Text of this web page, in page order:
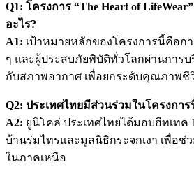
Q1: โครงการ “The Heart of
อะไร?
A1: เป้าหมายหลักของโครงการนี้คือกา
ๆ และผู้ประสบภัยพิบัติทั่วโลกผ่านการบ
กับสภาพอากาศ เพื่อยกระดับคุณภาพชี
Q2: ประเทศไทยมีส่วนร่วมในโครงการ
A2: ยูนิโคล่ ประเทศไทยได้มอบฮีทเทค
บ้านร่มไทรและมูลนิธิกระจกเงา เพื่อช่
ในภาคเหนือ